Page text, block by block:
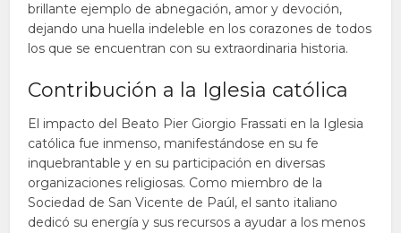
brillante ejemplo de abnegación, amor y devoción,
dejando una huella indeleble en los corazones de todos
los que se encuentran con su extraordinaria historia.
Contribución a la Iglesia católica
El impacto del Beato Pier Giorgio Frassati en la Iglesia
católica fue inmenso, manifestándose en su fe
inquebrantable y en su participación en diversas
organizaciones religiosas. Como miembro de la
Sociedad de San Vicente de Paúl, el santo italiano
dedicó su energía y sus recursos a ayudar a los menos